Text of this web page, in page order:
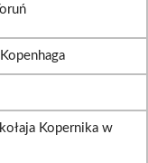
Kopernika w